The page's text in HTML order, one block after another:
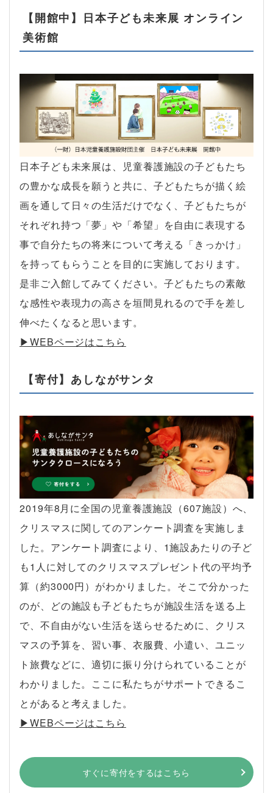
【開館中】日本子ども未来展 オンライン
美術館
日本子ども未来展は、児童養護施設の子どもたち
の豊かな成長を願うと共に、子どもたちが描く絵
画を通して日々の生活だけでなく、子どもたちが
それぞれ持つ「夢」や「希望」を自由に表現する
事で自分たちの将来について考える「きっかけ」
を持ってもらうことを目的に実施しております。
是非ご入館してみてください。子どもたちの素敵
な感性や表現力の高さを垣間見れるので手を差し
伸べたくなると思います。
▶︎WEBページはこちら
【寄付】あしながサンタ
2019年8月に全国の児童養護施設（607施設）へ、
クリスマスに関してのアンケート調査を実施しま
した。アンケート調査により、1施設あたりの子ど
も1人に対してのクリスマスプレゼント代の平均予
算（約3000円）がわかりました。そこで分かった
のが、どの施設も子どもたちが施設生活を送る上
で、不自由がない生活を送らせるために、クリス
マスの予算を、習い事、衣服費、小遣い、ユニッ
ト旅費などに、適切に振り分けられていることが
わかりました。ここに私たちがサポートできるこ
とがあると考えました。
▶︎WEBページはこちら
すぐに寄付をするはこちら